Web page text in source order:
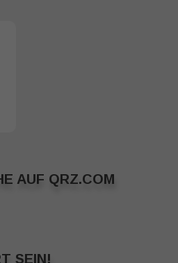
AUF QRZ.COM
SEIN!